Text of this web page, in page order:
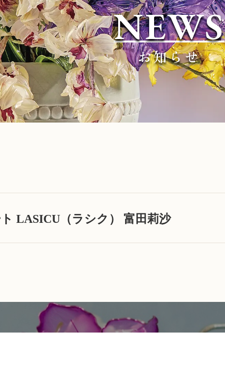
NEWS
お知らせ
LASICU（ラシク） 富田莉沙